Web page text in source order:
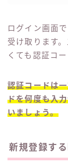
ログイン画面
受け取ります
くても認証コ
認証コードは
ドを何度も入
いましょう。
新規登録す